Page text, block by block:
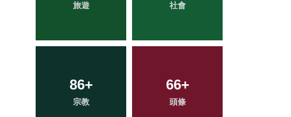
旅遊 社會
86+
宗教
66+
頭條
文教 專欄
275+
健康
3+
大陸